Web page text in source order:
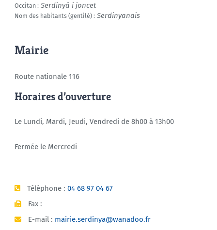
Occitan : Serdinyà i joncet
Nom des habitants (gentilé) : Serdinyanais
Mairie
Route nationale 116
Horaires d’ouverture
Le Lundi, Mardi, Jeudi, Vendredi de 8h00 à 13h00
Fermée le Mercredi
Téléphone : 04 68 97 04 67
Fax :
E-mail : mairie.serdinya@wanadoo.fr